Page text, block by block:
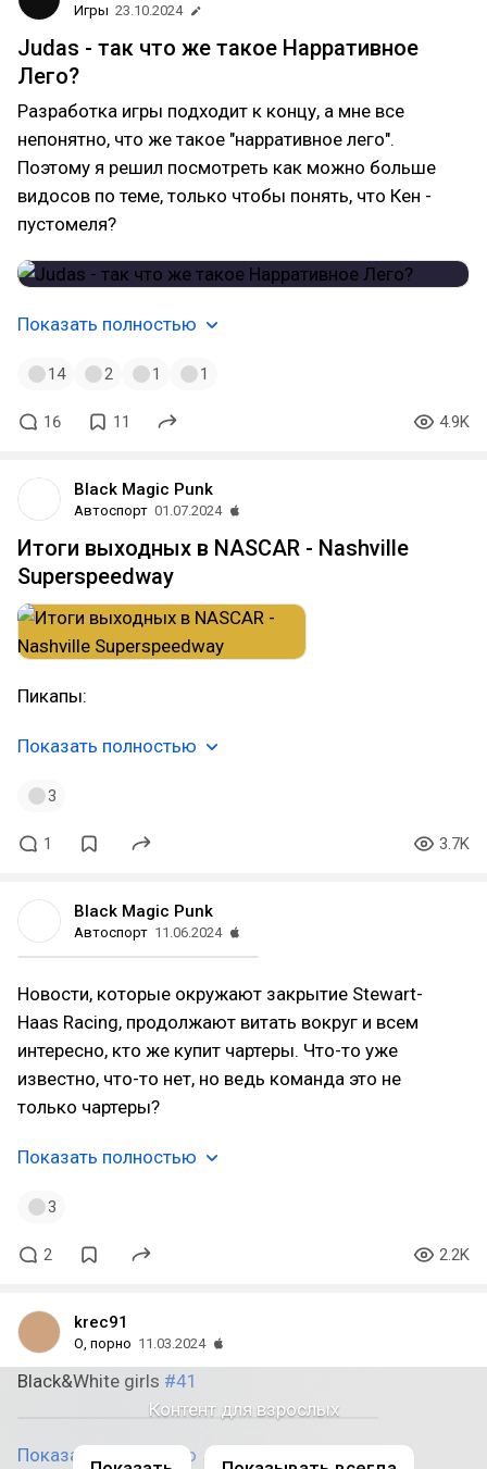
Игры 23.10.2024
Judas - так что же такое Нарративное
Лего?
Разработка игры подходит к концу, а мне все
непонятно, что же такое "нарративное лего".
Поэтому я решил посмотреть как можно больше
видосов по теме, только чтобы понять, что Кен -
пустомеля?
Показать полностью
14 2 1 1
16 11 4.9K
Black Magic Punk
Автоспорт 01.07.2024
Итоги выходных в NASCAR - Nashville
Superspeedway
Пикапы:
Показать полностью
3
1 3.7K
Black Magic Punk
Автоспорт 11.06.2024
Новости, которые окружают закрытие Stewart-
Haas Racing, продолжают витать вокруг и всем
интересно, кто же купит чартеры. Что-то уже
известно, что-то нет, но ведь команда это не
только чартеры?
Показать полностью
3
2 2.2K
krec91
О, порно 11.03.2024
Black&White girls #41
Показать полностью
Контент для взрослых